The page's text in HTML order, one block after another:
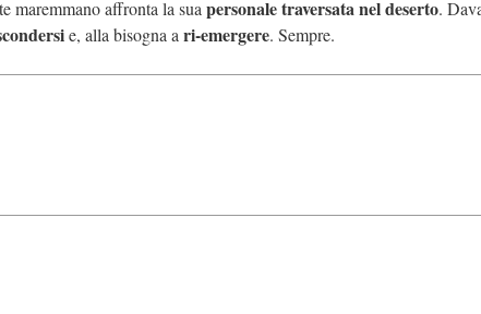
maremmano affronta la sua personale traversata nel deserto.
e, alla bisogna a ri-emergere. Sempre.